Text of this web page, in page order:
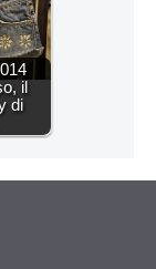
il
di